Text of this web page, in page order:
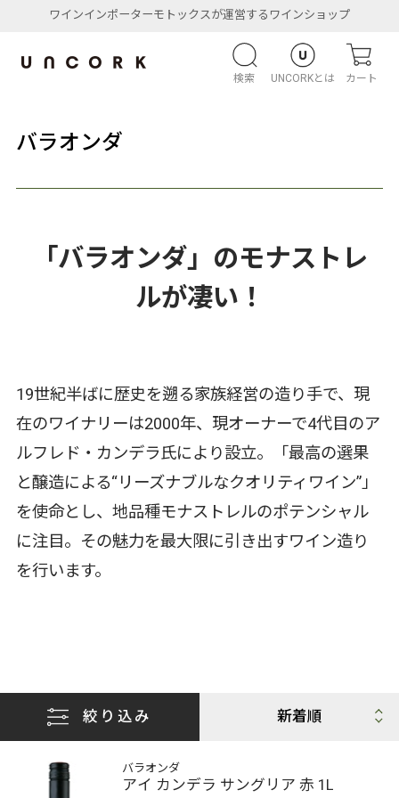
ワインインポーターモトックスが運営するワインショップ
検索 UNCORKとは カート
バラオンダ
「バラオンダ」のモナストレ
ルが凄い！
19世紀半ばに歴史を遡る家族経営の造り手で、現
在のワイナリーは2000年、現オーナーで4代目のア
ルフレド・カンデラ氏により設立。「最高の選果
と醸造による“リーズナブルなクオリティワイン”」
を使命とし、地品種モナストレルのポテンシャル
に注目。その魅力を最大限に引き出すワイン造り
を行います。
絞り込み
バラオンダ
アイ カンデラ サングリア 赤 1L